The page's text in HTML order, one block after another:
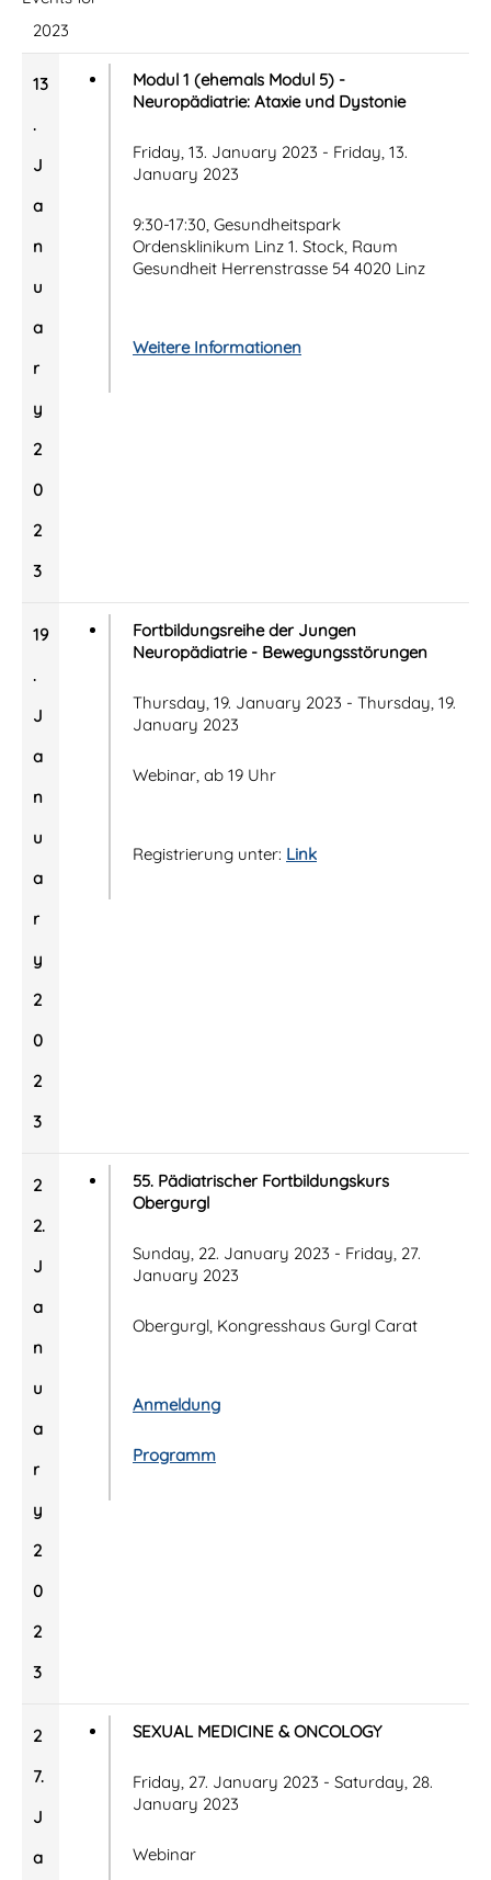
2023
13
.
J
a
n
u
a
r
y
2
0
2
3
Modul 1 (ehemals Modul 5) -
Neuropädiatrie: Ataxie und Dystonie
Friday, 13. January 2023 - Friday, 13.
January 2023
9:30-17:30, Gesundheitspark
Ordensklinikum Linz 1. Stock, Raum
Gesundheit Herrenstrasse 54 4020 Linz
Weitere Informationen
19
.
J
a
n
u
a
r
y
2
0
2
3
Fortbildungsreihe der Jungen
Neuropädiatrie - Bewegungsstörungen
Thursday, 19. January 2023 - Thursday, 19.
January 2023
Webinar, ab 19 Uhr
Registrierung unter: Link
2
2.
J
a
n
u
a
r
y
2
0
2
3
55. Pädiatrischer Fortbildungskurs
Obergurgl
Sunday, 22. January 2023 - Friday, 27.
January 2023
Obergurgl, Kongresshaus Gurgl Carat
Anmeldung
Programm
2
7.
J
a
SEXUAL MEDICINE & ONCOLOGY
Friday, 27. January 2023 - Saturday, 28.
January 2023
Webinar